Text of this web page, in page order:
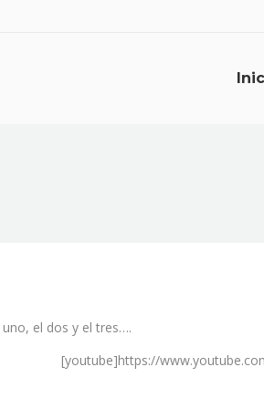
el dos y el tres….
[youtube]https://